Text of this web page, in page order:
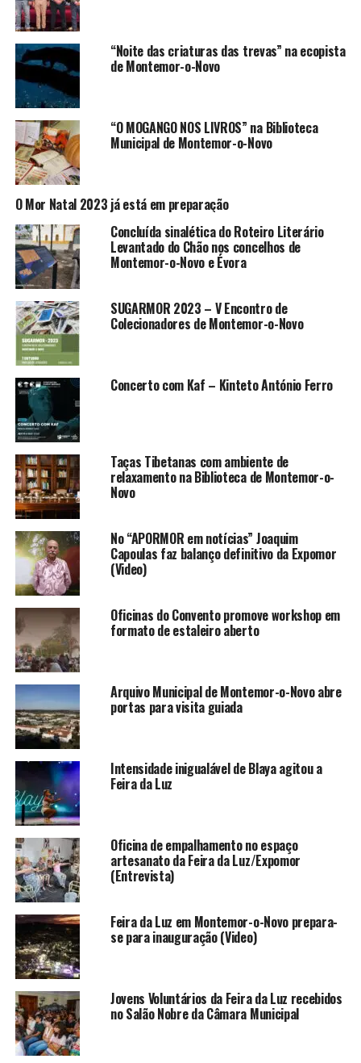
“Noite das criaturas das trevas” na ecopista
de Montemor-o-Novo
“O MOGANGO NOS LIVROS” na Biblioteca
Municipal de Montemor-o-Novo
O Mor Natal 2023 já está em preparação
Concluída sinalética do Roteiro Literário
Levantado do Chão nos concelhos de
Montemor-o-Novo e Évora
SUGARMOR 2023 – V Encontro de
Colecionadores de Montemor-o-Novo
Concerto com Kaf – Kinteto António Ferro
Taças Tibetanas com ambiente de
relaxamento na Biblioteca de Montemor-o-
Novo
No “APORMOR em notícias” Joaquim
Capoulas faz balanço definitivo da Expomor
(Video)
Oficinas do Convento promove workshop em
formato de estaleiro aberto
Arquivo Municipal de Montemor-o-Novo abre
portas para visita guiada
Intensidade inigualável de Blaya agitou a
Feira da Luz
Oficina de empalhamento no espaço
artesanato da Feira da Luz/Expomor
(Entrevista)
Feira da Luz em Montemor-o-Novo prepara-
se para inauguração (Video)
Jovens Voluntários da Feira da Luz recebidos
no Salão Nobre da Câmara Municipal